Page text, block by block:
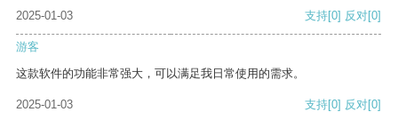
2025-01-03 支持[0] 反对[0]
游客
这款软件的功能非常强大，可以满足我日常使用的需求。
2025-01-03 支持[0] 反对[0]